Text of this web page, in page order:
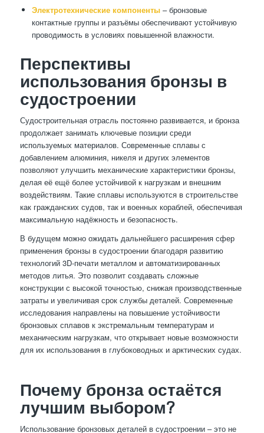
Электротехнические компоненты– бронзовые
контактные группы и разъёмы обеспечивают устойчивую
проводимость в условиях повышенной влажности.
Перспективы
использования бронзы в
судостроении
Судостроительная отрасль постоянно развивается, и бронза
продолжает занимать ключевые позиции среди
используемых материалов. Современные сплавы с
добавлением алюминия, никеля и других элементов
позволяют улучшить механические характеристики бронзы,
делая её ещё более устойчивой к нагрузкам и внешним
воздействиям. Такие сплавы используются в строительстве
как гражданских судов, так и военных кораблей, обеспечивая
максимальную надёжность и безопасность.
В будущем можно ожидать дальнейшего расширения сфер
применения бронзы в судостроении благодаря развитию
технологий 3D-печати металлом и автоматизированных
методов литья. Это позволит создавать сложные
конструкции с высокой точностью, снижая производственные
затраты и увеличивая срок службы деталей. Современные
исследования направлены на повышение устойчивости
бронзовых сплавов к экстремальным температурам и
механическим нагрузкам, что открывает новые возможности
для их использования в глубоководных и арктических судах.
Почему бронза остаётся
лучшим выбором?
Использование бронзовых деталей в судостроении – это не